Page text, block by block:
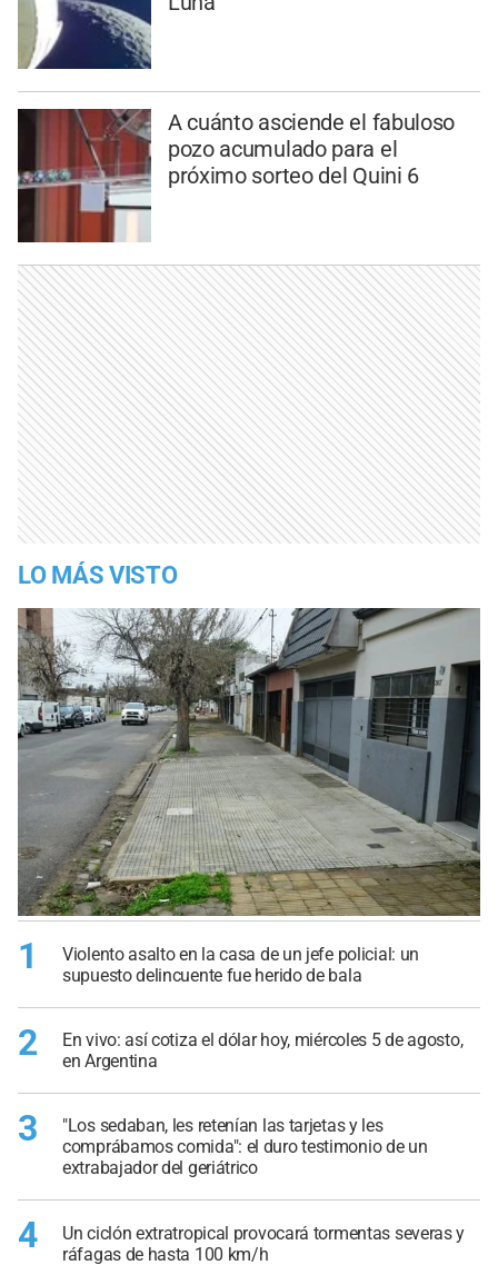
A cuánto asciende el fabuloso
pozo acumulado para el
próximo sorteo del Quini 6
LO MÁS VISTO
1
Violento asalto en la casa de un jefe policial: un
supuesto delincuente fue herido de bala
2
En vivo: así cotiza el dólar hoy, miércoles 5 de agosto,
en Argentina
3
"Los sedaban, les retenían las tarjetas y les
comprábamos comida": el duro testimonio de un
extrabajador del geriátrico
4
Un ciclón extratropical provocará tormentas severas y
ráfagas de hasta 100 km/h